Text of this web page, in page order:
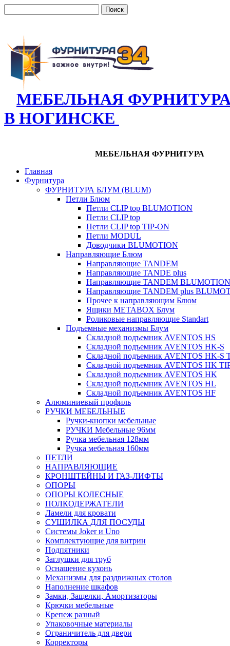
МЕБЕЛЬНАЯ
В НОГИНСКЕ
МЕБЕЛЬНАЯ ФУРНИТУРА
Главная
Фурнитура
ФУРНИТУРА БЛУМ (BLUM)
Петли Блюм
Петли CLIP top BLUMOTION
Петли CLIP top
Петли CLIP top TIP-ON
Петли MODUL
Доводчики BLUMOTION
Направляющие Блюм
Направляющие TANDEM
Направляющие TANDE plus
Направляющие TANDEM BLUMOTION
Направляющие TANDEM plus
Прочее к направляющим Блюм
Ящики METABOX Блум
Роликовые направляющие Standart
Подъемные механизмы Блум
Складной подъемник AVENTOS HS
Складной подъемник AVENTOS HK-S
Складной подъемник AVENTOS HK-S
Складной подъемник AVENTOS HK
Складной подъемник AVENTOS HK
Складной подъемник AVENTOS HL
Складной подъемник AVENTOS HF
Алюминиевый профиль
РУЧКИ МЕБЕЛЬНЫЕ
Ручки-кнопки мебельные
РУЧКИ Мебельные 96мм
Ручка мебельная 128мм
Ручка мебельная 160мм
ПЕТЛИ
НАПРАВЛЯЮЩИЕ
КРОНШТЕЙНЫ И ГАЗ-ЛИФТЫ
ОПОРЫ
ОПОРЫ КОЛЕСНЫЕ
ПОЛКОДЕРЖАТЕЛИ
Ламели для кровати
СУШИЛКА ДЛЯ ПОСУДЫ
Системы Joker и Uno
Комплектующие для витрин
Подпятники
Заглушки для труб
Оснащение кухонь
Механизмы для раздвижных столов
Наполнение шкафов
Замки, Защелки, Амортизаторы
Крючки мебельные
Крепеж разный
Упаковочные материалы
Ограничитель для двери
Корректоры